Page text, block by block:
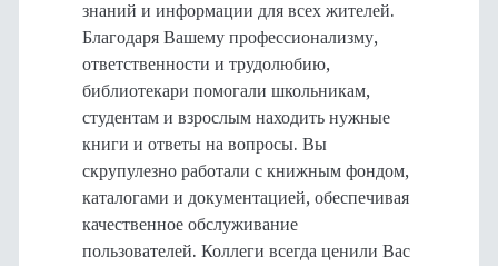
знаний и информации для всех жителей.
Благодаря Вашему профессионализму,
ответственности и трудолюбию,
библиотекари помогали школьникам,
студентам и взрослым находить нужные
книги и ответы на вопросы. Вы
скрупулезно работали с книжным фондом,
каталогами и документацией, обеспечивая
качественное обслуживание
пользователей. Коллеги всегда ценили Вас